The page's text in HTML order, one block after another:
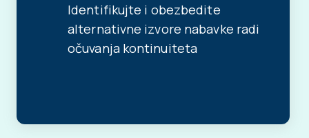
Identifikujte i obezbedite
alternativne izvore nabavke radi
očuvanja kontinuiteta